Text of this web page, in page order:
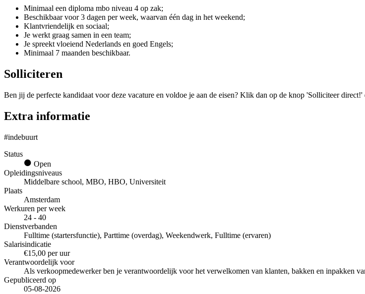
Minimaal een diploma mbo niveau 4 op zak;
Beschikbaar voor 3 dagen per week, waarvan één dag in het weekend;
Klantvriendelijk en sociaal;
Je werkt graag samen in een team;
Je spreekt vloeiend Nederlands en goed Engels;
Minimaal 7 maanden beschikbaar.
Solliciteren
Ben jij de perfecte kandidaat voor deze vacature en voldoe je aan de eisen? Klik dan op de knop 'Solliciteer
Extra informatie
#indebuurt
Status
Open
Opleidingsniveaus
Middelbare school, MBO, HBO, Universiteit
Plaats
Amsterdam
Werkuren per week
24 - 40
Dienstverbanden
Fulltime (startersfunctie), Parttime (overdag), Weekendwerk, Fulltime (ervaren)
Salarisindicatie
€15,00 per uur
Verantwoordelijk voor
Als verkoopmedewerker ben je verantwoordelijk voor het verwelkomen van klanten, bakken en inpakken
Gepubliceerd op
05-08-2026